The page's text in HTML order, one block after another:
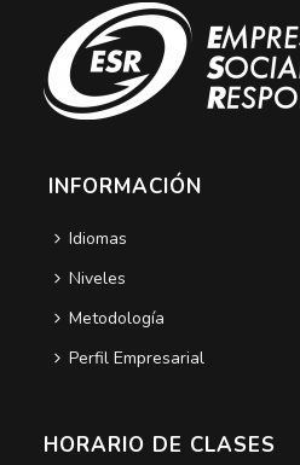
INFORMACIÓN
Idiomas
Niveles
Metodología
Perfil Empresarial
HORARIO DE CLASES